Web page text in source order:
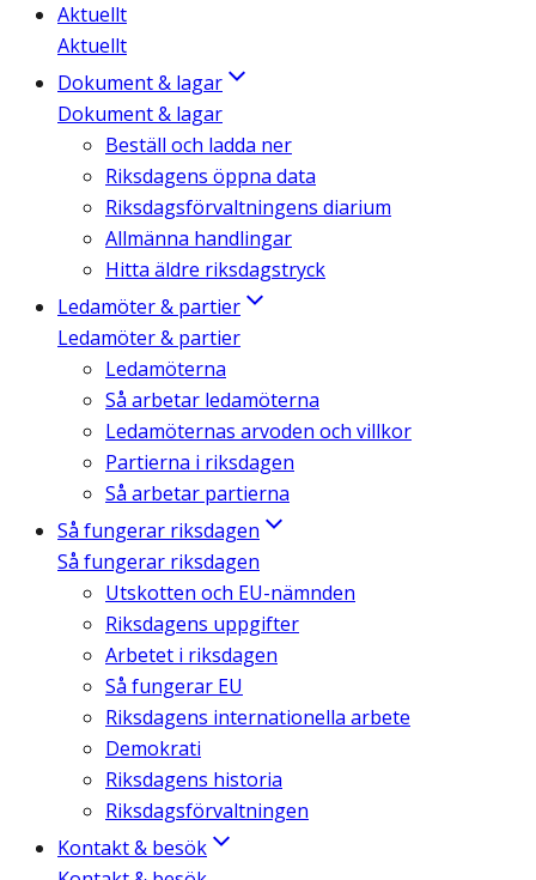
Aktuellt
Aktuellt
Dokument & lagar
Dokument & lagar
Beställ och ladda ner
Riksdagens öppna data
Riksdagsförvaltningens diarium
Allmänna handlingar
Hitta äldre riksdagstryck
Ledamöter & partier
Ledamöter & partier
Ledamöterna
Så arbetar ledamöterna
Ledamöternas arvoden och villkor
Partierna i riksdagen
Så arbetar partierna
Så fungerar riksdagen
Så fungerar riksdagen
Utskotten och EU-nämnden
Riksdagens uppgifter
Arbetet i riksdagen
Så fungerar EU
Riksdagens internationella arbete
Demokrati
Riksdagens historia
Riksdagsförvaltningen
Kontakt & besök